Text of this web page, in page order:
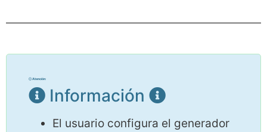
Información
El usuario configura el generador